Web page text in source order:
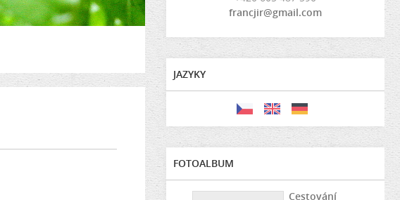
francjir@gmail.com
JAZYKY
FOTOALBUM
Cestování